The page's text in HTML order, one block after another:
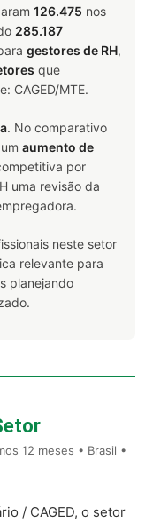
126.475 nos
285.187
gestores de RH,
que
CAGED/MTE.
. No comparativo
aumento de
por
uma revisão da
neste setor
relevante para
planejando
12 meses • Brasil •
/ CAGED, o setor